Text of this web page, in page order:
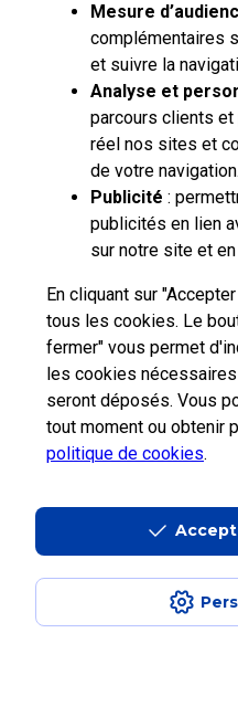
Mesure
complémentaires
et suivre la
Analyse et
parcours clients
réel nos sites et
de votre navigation.
Publicité :
publicités en lien
sur notre site et
En cliquant sur
tous les cookies. Le
fermer" vous permet
les cookies
seront déposés. Vous
tout moment ou obtenir
politique de cookies.
Collectivités